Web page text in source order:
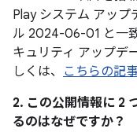
Play システム アップ
ル 2024-06-01 と一
キュリティ アップデ
しくは、 こちらの記
2. この公開情報に 2
るのはなぜですか？